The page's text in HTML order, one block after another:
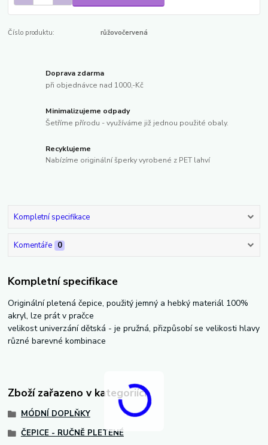
Číslo produktu: růžovočervená
Doprava zdarma
při objednávce nad 1000,-Kč
Minimalizujeme odpady
Šetříme přírodu - využíváme již jednou použité obaly.
Recyklujeme
Nabízíme originální šperky vyrobené z PET lahví
Kompletní specifikace
Komentáře 0
Kompletní specifikace
Originální pletená čepice, použitý jemný a hebký materiál 100%
akryl, lze prát v pračce
velikost univerzání dětská - je pružná, přizpůsobí se velikosti hlavy
různé barevné kombinace
Zboží zařazeno v kategoriích
MÓDNÍ DOPLŇKY
ČEPICE - RUČNĚ PLETENÉ